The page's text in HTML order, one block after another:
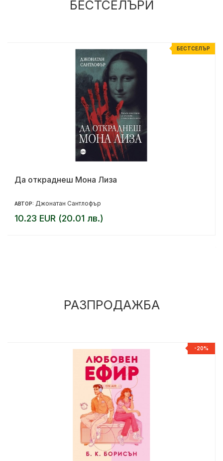
БЕСТСЕЛЪРИ
БЕСТСЕЛЪР
Да откраднеш Мона Лиза
АВТОР: Джонатан Сантлофър
10.23 EUR (20.01 лв.)
РАЗПРОДАЖБА
-20%